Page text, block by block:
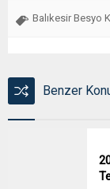
Balıkesir Besyo
Benzer